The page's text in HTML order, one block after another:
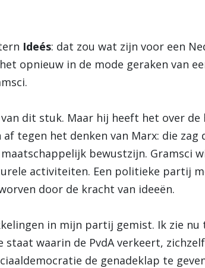
Ideés: dat zou wat zijn voor een
opnieuw in de mode geraken van
dit stuk. Maar hij heeft het over de
tegen het denken van Marx: die zag
bewustzijn. Gramsci
activiteiten. Een politieke partij
door de kracht van ideeën.
in mijn partij gemist. Ik zie
waarin de PvdA verkeert,
de genadeklap te